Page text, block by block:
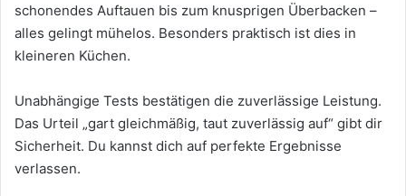
schonendes Auftauen bis zum knusprigen Überbacken –
alles gelingt mühelos. Besonders praktisch ist dies in
kleineren Küchen.
Unabhängige Tests bestätigen die zuverlässige Leistung.
Das Urteil „gart gleichmäßig, taut zuverlässig auf“ gibt dir
Sicherheit. Du kannst dich auf perfekte Ergebnisse
verlassen.